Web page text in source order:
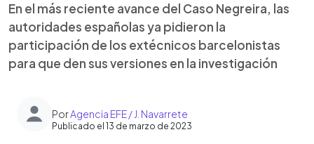
En el más reciente avance del Caso Negreira, las
autoridades españolas ya pidieron la
participación de los extécnicos barcelonistas
para que den sus versiones en la investigación
PorAgencia EFE / J. Navarrete
Publicado el 13 de marzo de 2023